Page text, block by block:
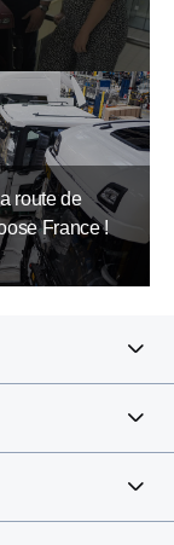
route de
France !